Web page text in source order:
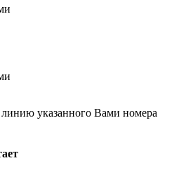
указанного Вами номера